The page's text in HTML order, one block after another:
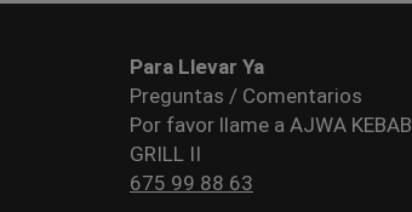
Para Llevar Ya
Preguntas / Comentarios
Por favor llame a AJWA KEBAB
GRILL II
675 99 88 63